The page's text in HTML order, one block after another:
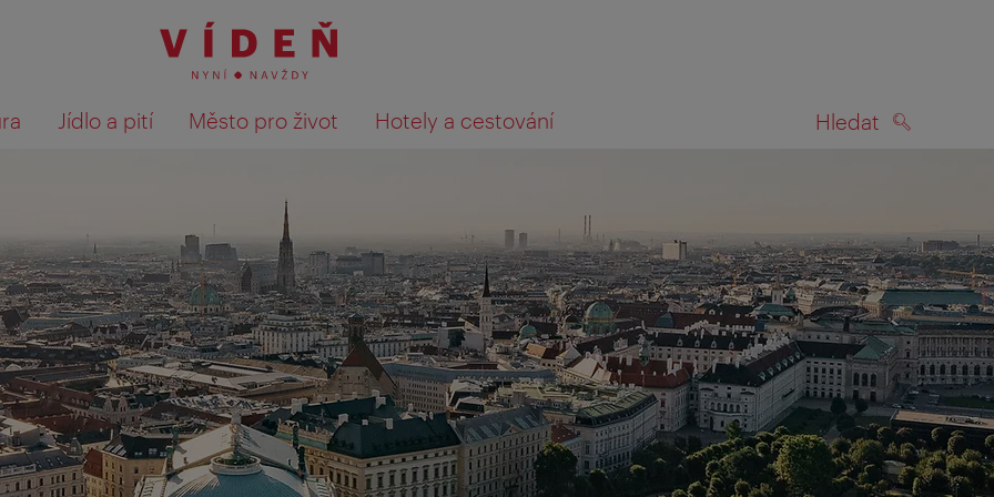
Jídlo a pití Město pro život Hotely a cestování Hledat